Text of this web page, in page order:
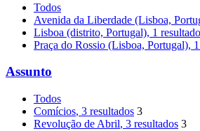
Todos
Avenida da Liberdade (Lisboa,
Lisboa (distrito, Portugal), 1
Praça do Rossio (Lisboa, Portugal),
Assunto
Todos
Comícios, 3 resultados 3
Revolução de Abril, 3 resultados 3